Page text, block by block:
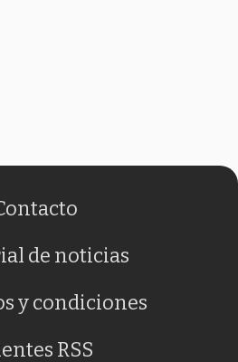
de noticias
y condiciones
RSS